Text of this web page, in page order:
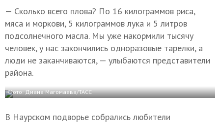
— Сколько всего плова? По 16 килограммов риса,
мяса и моркови, 5 килограммов лука и 5 литров
подсолнечного масла. Мы уже накормили тысячу
человек, у нас закончились одноразовые тарелки, а
люди не заканчиваются, — улыбаются представители
района.
Фото: Диана Магомаева/ТАСС
В Наурском подворье собрались любители